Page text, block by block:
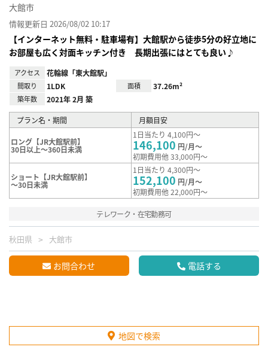
大館市
情報更新日 2026/08/02 10:17
【インターネット無料・駐車場有】大館駅から徒歩5分の好立地に
お部屋も広く対面キッチン付き 長期出張にはとても良い♪
アクセス 花輪線「東大館駅」
間取り 1LDK 面積 37.26m²
築年数 2021年 2月 築
プラン名・期間 月額目安
ロング【JR大館駅前】
30日以上～360日未満
1日当たり 4,100円～
146,100 円/月～
初期費用他 33,000円～
ショート【JR大館駅前】
～30日未満
1日当たり 4,300円～
152,100 円/月～
初期費用他 22,000円～
テレワーク・在宅勤務可
秋田県 大館市
お問合わせ 電話する
地図で検索